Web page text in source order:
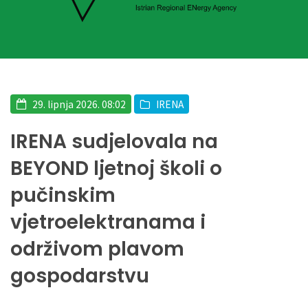
29. lipnja 2026. 08:02 IRENA
IRENA sudjelovala na
BEYOND ljetnoj školi o
pučinskim
vjetroelektranama i
održivom plavom
gospodarstvu